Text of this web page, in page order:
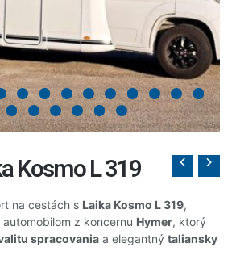
Kosmo L 319
na cestách s Laika Kosmo L 319,
z koncernu Hymer, ktorý
spracovania a elegantný taliansky